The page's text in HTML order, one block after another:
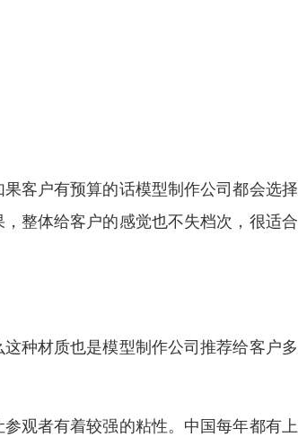
客户有预算的话模型制作公司都会选
整体给客户的感觉也不失档次，很适
种材质也是模型制作公司推荐给客户
观者有着较强的粘性。中国每年都有